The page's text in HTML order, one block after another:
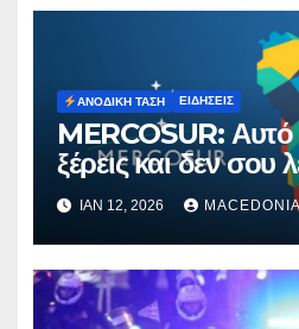
ΑΝΟΔΙΚΉ ΤΆΣΗ ΕΙΔΉΣΕΙΣ
MERCOSUR:
ξέρεις και δεν σου
ΙΑΝ 12, 2026